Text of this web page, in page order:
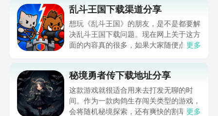
乱斗王国下载渠道分享
想玩《乱斗王国》的朋友，是不是都要解
决乱斗王国下载问题。现在网上关于这方
面的内容真的很多，如果大家随便点击陌
app进行下载会更加方便，九游是手游福
利最多的游戏平台，在这里不仅能够看到
游戏资源，还能及时查看后续的消息、活
动内容等相关信息。
更多
秘境勇者传下载地址分享
这款游戏就很适合用来去打发无聊的时
间。作为一款肉鸽生存闯关类型的游戏，
会将随机秘境探索，还有爽快的割草闯关
更多